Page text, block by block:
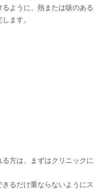
ように、熱または咳のある
ます。
方は、まずはクリニックに
るだけ重ならないようにス